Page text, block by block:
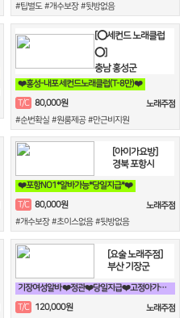
#팁별도 #개수보장 #뒷방없음
[⭕세컨드 노래클럽
⭕]
충남 홍성군
❤️홍성-내포 세컨드노래클럽(T-8만)❤️
T/C 80,000원
노래주점
#순번확실 #원룸제공 #만근비지원
[아이가요방]
경북 포항시
❤️포항NO1*알바가능*당일지급*❤️
T/C 80,000원
노래주점
#개수보장 #초이스없음 #뒷방없음
[요술 노래주점]
부산 기장군
기장여성알바 ❤️정관❤️당일지급❤️고정아가씨구해요❤️
T/C 120,000원
노래주점